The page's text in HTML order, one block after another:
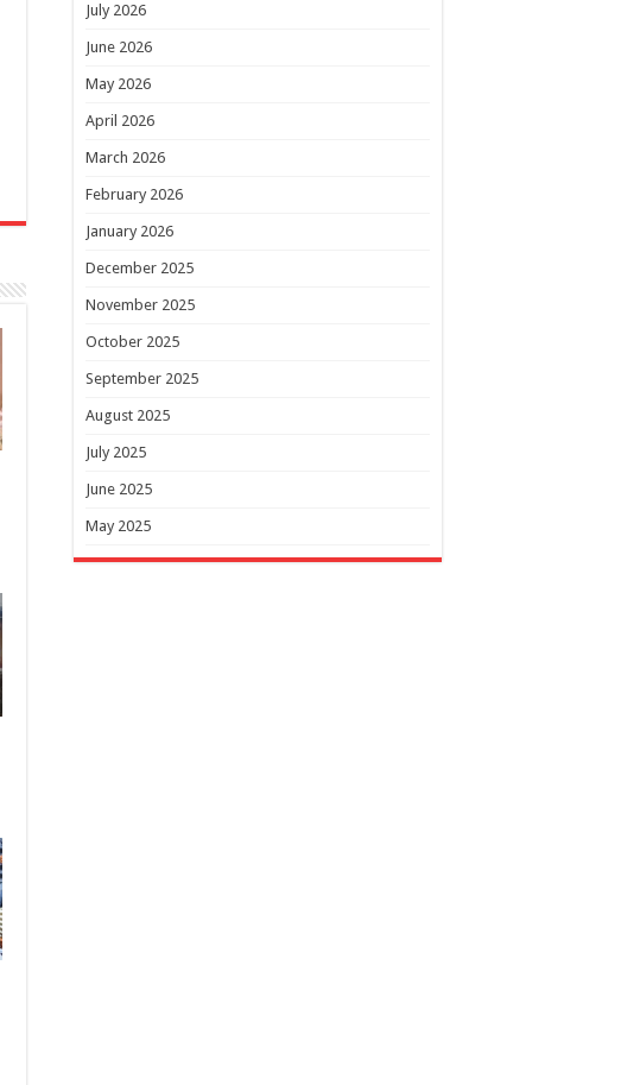
July 2026
June 2026
May 2026
April 2026
March 2026
February 2026
January 2026
December 2025
November 2025
October 2025
September 2025
August 2025
July 2025
June 2025
May 2025